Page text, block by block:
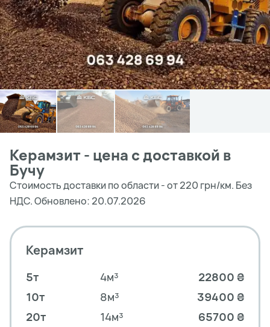
Керамзит - цена с доставкой в
Бучу
Стоимость доставки по области - от 220 грн/км. Без
НДС. Обновлено: 20.07.2026
Керамзит
5т 4м³
22800 ₴
10т
8м³
39400 ₴
20т
14м³
65700 ₴